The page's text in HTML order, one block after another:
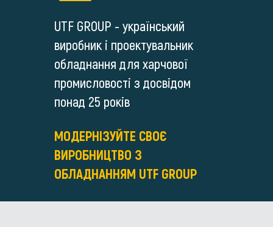
UTF GROUP - український
виробник і проектувальник
обладнання для харчової
промисловості з досвідом
понад 25 років
МОДЕРНІЗУЙТЕ СВОЄ
ВИРОБНИЦТВО З
ОБЛАДНАННЯМ UTF GROUP